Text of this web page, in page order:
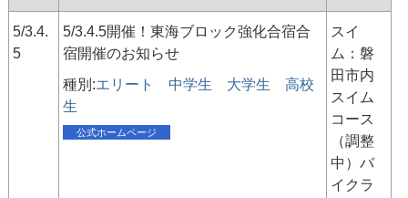
5/3.4.
5
5/3.4.5開催！東海ブロック強化合宿合
宿開催のお知らせ
種別:エリート 中学生 大学生
高校
生
公式ホームページ
スイ
ム：磐
田市内
スイム
コース
（調整
中）バ
イクラ